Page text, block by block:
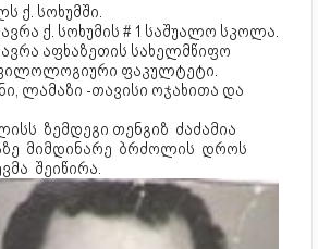
ქ. სოხუმში.
ქ. სოხუმის # 1 საშუალო სკოლა.
აფხაზეთის სახელმწიფო
ფაკულტეტი.
ლამაზი -თავისი ოჯახითა და
მიმდინარე  ბრძოლის  დროს
შეიწირა.